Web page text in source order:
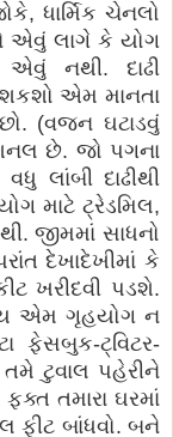
ધાર્મિક ચેનલો
એવું લાગે કે યોગ
એવું નથી. દાઢી
શકશો એમ માનતા
(વજન ઘટાડવું
છે. જો પગના
લાંબી દાઢીથી
માટે ટ્રેડમિલ,
જીમમાં સાધનો
દેખાદેખીમાં કે
ખરીદવી પડશે.
એમ ગૃહયોગ ન
ફેસબુક-ટ્વિટર-
ટુવાલ પહેરીને
તમારા ઘરમાં
ફીટ બાંધવો. બને